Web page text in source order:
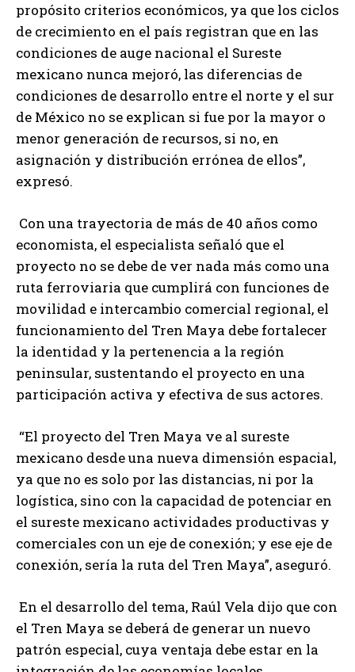
propósito criterios económicos, ya que los ciclos
de crecimiento en el país registran que en las
condiciones de auge nacional el Sureste
mexicano nunca mejoró, las diferencias de
condiciones de desarrollo entre el norte y el sur
de México no se explican si fue por la mayor o
menor generación de recursos, si no, en
asignación y distribución errónea de ellos”,
expresó.
Con una trayectoria de más de 40 años como
economista, el especialista señaló que el
proyecto no se debe de ver nada más como una
ruta ferroviaria que cumplirá con funciones de
movilidad e intercambio comercial regional, el
funcionamiento del Tren Maya debe fortalecer
la identidad y la pertenencia a la región
peninsular, sustentando el proyecto en una
participación activa y efectiva de sus actores.
“El proyecto del Tren Maya ve al sureste
mexicano desde una nueva dimensión espacial,
ya que no es solo por las distancias, ni por la
logística, sino con la capacidad de potenciar en
el sureste mexicano actividades productivas y
comerciales con un eje de conexión; y ese eje de
conexión, sería la ruta del Tren Maya”, aseguró.
En el desarrollo del tema, Raúl Vela dijo que con
el Tren Maya se deberá de generar un nuevo
patrón especial, cuya ventaja debe estar en la